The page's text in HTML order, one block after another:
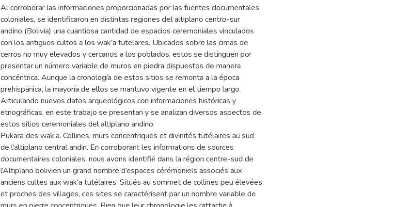
Al corroborar las informaciones proporcionadas por las fuentes documentales
coloniales, se identificaron en distintas regiones del altiplano centro-sur
andino (Bolivia) una cuantiosa cantidad de espacios ceremoniales vinculados
con los antiguos cultos a los wak’a tutelares. Ubicados sobre las cimas de
cerros no muy elevados y cercanos a los poblados, estos se distinguen por
presentar un número variable de muros en piedra dispuestos de manera
concéntrica. Aunque la cronología de estos sitios se remonta a la época
prehispánica, la mayoría de ellos se mantuvo vigente en el tiempo largo.
Articulando nuevos datos arqueológicos con informaciones históricas y
etnográficas, en este trabajo se presentan y se analizan diversos aspectos de
estos sitios ceremoniales del altiplano andino.
Pukara des wak’a. Collines, murs concentriques et divinités tutélaires au sud
de l’altiplano central andin. En corroborant les informations de sources
documentaires coloniales, nous avons identifié dans la région centre-sud de
l’Altiplano bolivien un grand nombre d’espaces cérémoniels associés aux
anciens cultes aux wak’a tutélaires. Situés au sommet de collines peu élevées
et proches des villages, ces sites se caractérisent par un nombre variable de